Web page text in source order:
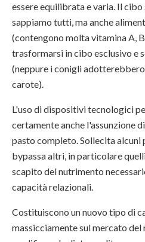
essere equilibrata e varia. Il
sappiamo tutti, ma anche
(contengono molta vitamina A,
trasformarsi in cibo esclusivo e
(neppure i conigli
carote).
L'uso di dispositivi tecnologici
certamente anche l'assunzione
pasto completo. Sollecita alcuni
bypassa altri, in particolare
scapito del nutrimento
capacità relazionali.
Costituiscono un nuovo tipo di
massicciamente sul mercato del